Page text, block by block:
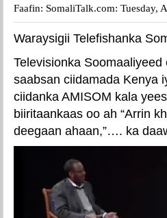
Faafin: SomaliTalk.com: Tuesday,
Waraysigii Telefishanka
Televisionka
saabsan ciidamada Kenya
ciidanka AMISOM kala
biiritaankaas oo ah “Arrin
deegaan ahaan,”…. ka